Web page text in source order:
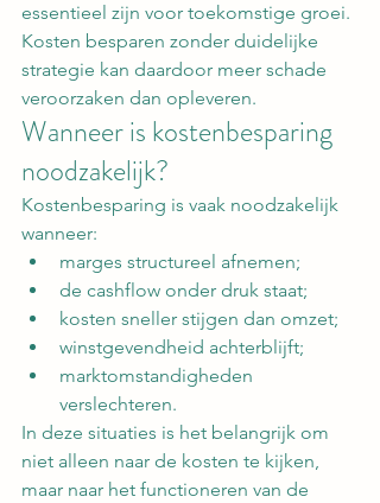
essentieel zijn voor toekomstige groei.
Kosten besparen zonder duidelijke
strategie kan daardoor meer schade
veroorzaken dan opleveren.
Wanneer is kostenbesparing
noodzakelijk?
Kostenbesparing is vaak noodzakelijk
wanneer:
marges structureel afnemen;
de cashflow onder druk staat;
kosten sneller stijgen dan omzet;
winstgevendheid achterblijft;
marktomstandigheden
verslechteren.
In deze situaties is het belangrijk om
niet alleen naar de kosten te kijken,
maar naar het functioneren van de